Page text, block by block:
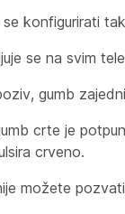
konfigurirati
se na svim
gumb
crte je
crveno.
možete